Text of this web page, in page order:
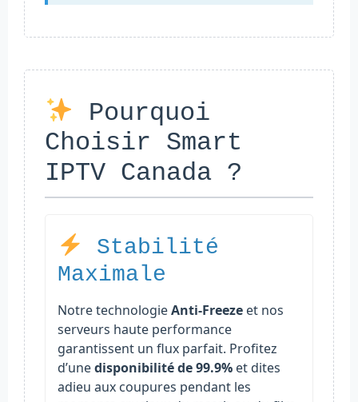
Pourquoi
Choisir Smart
IPTV Canada ?
Stabilité
Maximale
Notre technologieAnti-Freeze et nos
serveurs haute performance
garantissent un flux parfait. Profitez
d’unedisponibilité de 99.9% et dites
adieu aux coupures pendant les